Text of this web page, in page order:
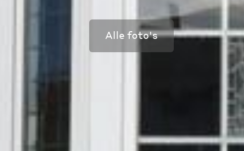
Alle foto's